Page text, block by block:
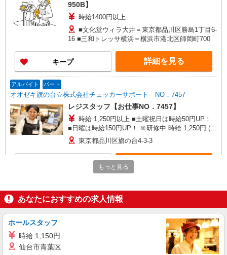
950B】
時給1400円以上
■文化堂ウィラ大井＝東京都品川区勝島1丁目6-
16 ■三和トレッサ横浜＝横浜市港北区師岡町700
キープ 詳細を見る
アルバイト パート
オオゼキ旗の台☆株式会社チェッカーサポート NO．7457
レジスタッフ【お仕事NO．7457】
時給 1,250円以上 ■土曜祝日は時給50円UP！
■日曜は時給150円UP！ ※研修中 時給 1,250円 (研
修期間 25時間 ) ※高校生も同時給
東京都品川区旗の台4-3-3
五反田東急☆株式会社チェッカーサポート NO．5189
レジスタッフ 【お仕事NO．5189】
時給 1,280円以上 22時以降 時給 1,588円以上
東京都品川区東五反田2丁目1-2
もっと見る
あなたにおすすめの求人情報
ホールスタッフ
時給 1,150円
仙台市青葉区